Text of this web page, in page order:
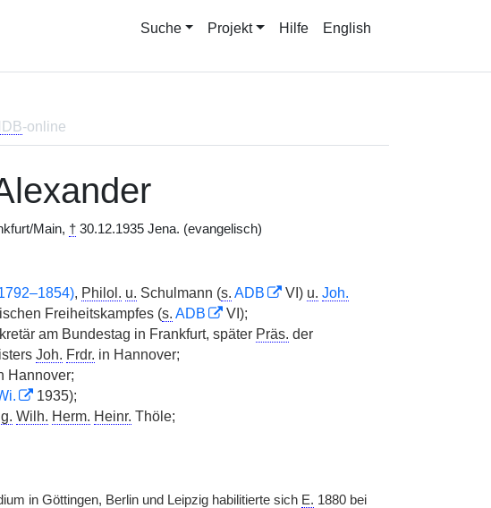
Suche Projekt Hilfe English
-online
Main, †30.12.1935 Jena. (evangelisch)
, Philol. u. Schulmann (s. ADB VI) u. Joh.
Freiheitskampfes (s. ADB
VI);
am Bundestag in Frankfurt, später Präs. der
Joh. Frdr. in Hannover;
Hannover;
1935);
Wilh. Herm. Heinr. Thöle;
in Göttingen, Berlin und Leipzig habilitierte sich E. 1880 bei